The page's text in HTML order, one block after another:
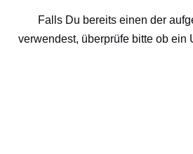
Falls Du bereits einen der
verwendest, überprüfe bitte ob ein